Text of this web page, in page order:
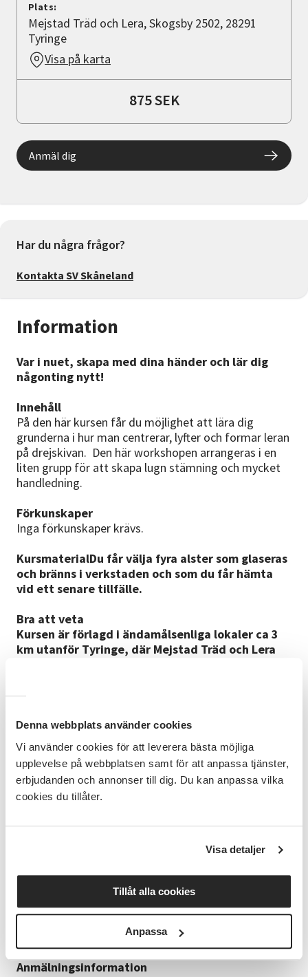
Denna webbplats använder cookies
Vi använder cookies för att leverera bästa möjliga
upplevelse på webbplatsen samt för att anpassa tjänster,
erbjudanden och annonser till dig. Du kan anpassa vilka
cookies du tillåter.
Visa detaljer
Tillåt alla cookies
Anpassa
Information
Var i nuet, skapa med dina händer och lär dig
någonting nytt!
Innehåll
På den här kursen får du möjlighet att lära dig
grunderna i hur man centrerar, lyfter och formar leran
på drejskivan. Den här workshopen arrangeras i en
liten grupp för att skapa lugn stämning och mycket
handledning.
Förkunskaper
Inga förkunskaper krävs.
KursmaterialDu får välja fyra alster som glaseras
och bränns i verkstaden och som du får hämta
vid ett senare tillfälle.
Bra att veta
Kursen är förlagd i ändamålsenliga lokaler ca 3
km utanför Tyringe, där Mejstad Träd och Lera
keramikugnar. Keramikverkstaden ligger i ett
från buller.
Ledaren
Moa Mejstad är keramiker, utbildad på
Capellagården, Öland. Hon har många års
erfarenhet av att leda studiecirklar i keramik.
Vuxenskolans introduktionskurs och erbjuds ett
gediget internt utbildningsprogram med
Alla våra kursledare genomgår Studieförbundet
Vuxenskolans introduktionskurs och erbjuds ett
gediget internt utbildningsprogram med
möjlighet till fortsatt individuell utveckling.
Anmälningsinformation
Plats:
Mejstad Träd och Lera, Skogsby 2502, 28291
Tyringe
Visa på karta
875 SEK
Anmäl dig
Har du några frågor?
Kontakta SV Skåneland